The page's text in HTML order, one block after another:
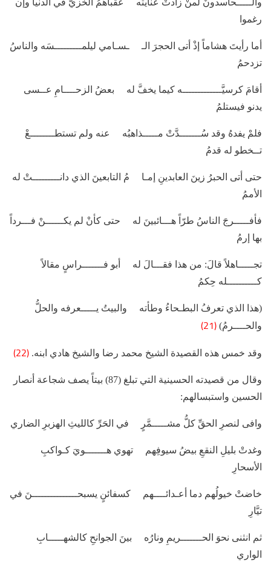
رغموا
أما رأيتَ هشاماً إذْ أتى الحجرَ الـ ـسـامي ليلمـــــــــسَه والناسُ
تزدحمُ
أقامَ كرسيَّـــــــــــــه كيما يخفَّ له بعضُ الزحــــامِ عــسى
يدنو فيستلمُ
فلمْ يفدهُ وقد سُـــــــدَّتْ مـــــذاهبُه عنه ولم تستطــــــــعْ
تــخطو له قدمُ
حتى أتى الحبرُ زينَ العابدينِ إمـا مُ التابعينَ الذي دانـــــــــتْ له
الأممُ
فأفـــــرجَ الناسُ طرّاً هـــائبينَ له حتى كأنْ لم يكــــــنْ فـــرداً
بها إرمُ
تجـــــاهلاً قالَ: من هذا فقـــالَ له أبو فـــــــراسٍ مقالاً
كــــــــــله حِكمُ
(هذا الذي تعرفُ البطـحاءُ وطأته والبيتُ يـــــعرفه والحلُّ
والحــــرمُ) (21)
وقد خمس هذه القصيدة الشيخ محمد رضا والشيخ هادي ابنه. (22)
وقال من قصيدته الحسينية التي تبلغ (87) بيتاً يصف شجاعة أنصار
الحسين واستبسالهم:
وافى لنصرِ الحقِّ كلُّ مشـــــمَّرٍ في الحَرِّ كالليثِ الهزبرِ الضاري
وغدتْ بليلِ النقعِ بيضُ سيوفِهم تهوي هـــــــويَ كـواكبِ
الأسحارِ
خاضتْ خيولُهم دما أعـدائــــهم كسفائنٍ يسبحـــــــــــــــنَ في
تيَّارِ
ثم انثنى نحوَ الحـــــــريمِ ونارُه بينَ الجوانحِ كالشهـــــابِ
الواري